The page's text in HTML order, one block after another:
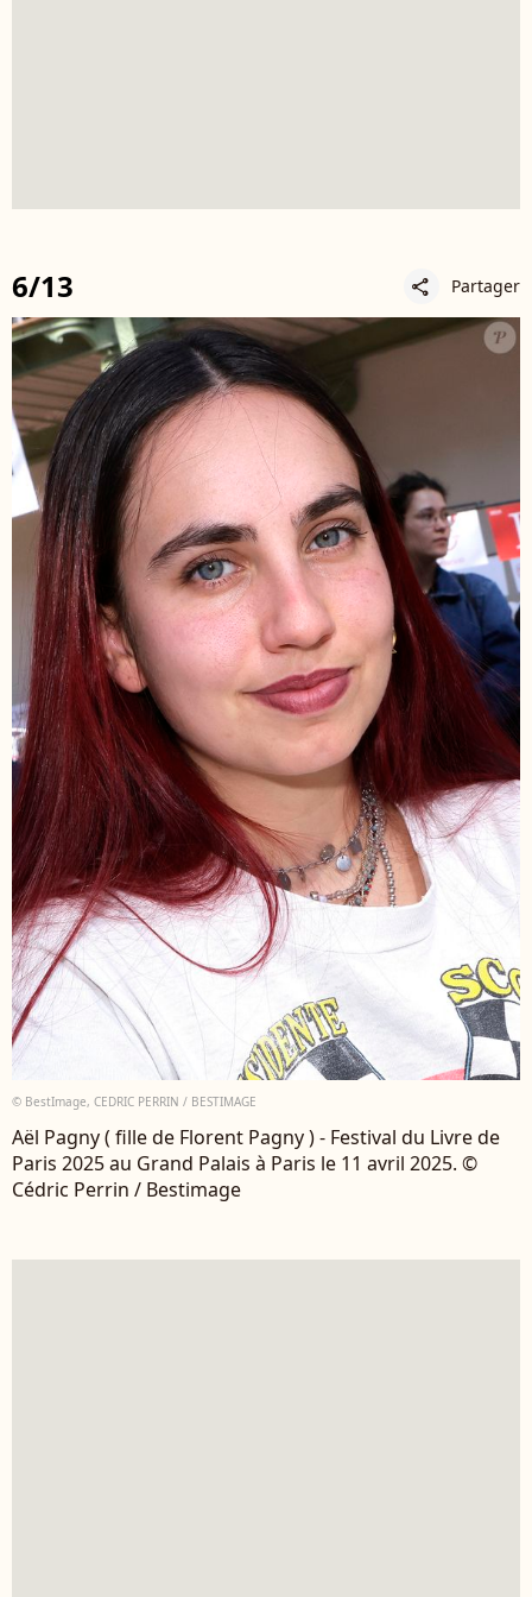
6/13 share Partager
© BestImage, CEDRIC PERRIN / BESTIMAGE
Aël Pagny ( fille de Florent Pagny ) - Festival du Livre de
Paris 2025 au Grand Palais à Paris le 11 avril 2025. ©
Cédric Perrin / Bestimage